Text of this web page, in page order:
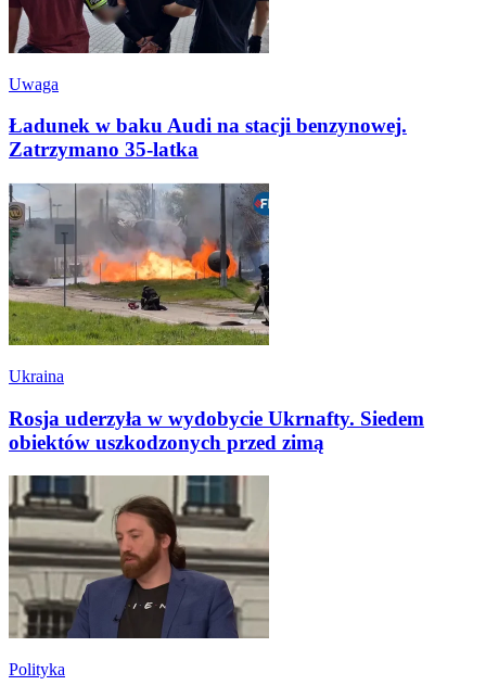
Uwaga
Ładunek w baku Audi na stacji benzynowej.
Zatrzymano 35-latka
Ukraina
Rosja uderzyła w wydobycie Ukrnafty. Siedem
obiektów uszkodzonych przed zimą
Polityka